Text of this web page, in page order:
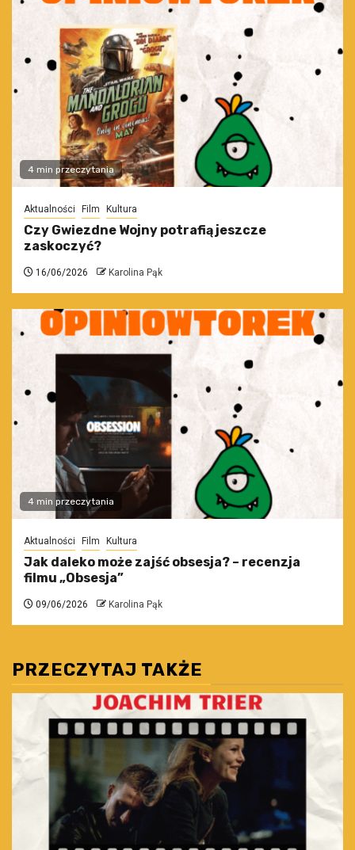
4 min przeczytania
Aktualności Film Kultura
Czy Gwiezdne Wojny potrafią jeszcze
zaskoczyć?
16/06/2026 Karolina Pąk
4 min przeczytania
Aktualności Film Kultura
Jak daleko może zajść obsesja? – recenzja
filmu „Obsesja”
09/06/2026 Karolina Pąk
PRZECZYTAJ TAKŻE